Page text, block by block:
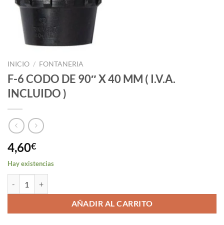
INICIO / FONTANERIA
F-6 CODO DE 90″ X 40 MM ( I.V.A.
INCLUIDO )
4,60€
Hay existencias
AÑADIR AL CARRITO